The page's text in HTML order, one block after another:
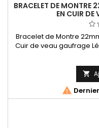
BRACELET DE MONTRE
EN CUIR DE
Bracelet de Montre
Cuir de veau gaufrage
belles montres.

